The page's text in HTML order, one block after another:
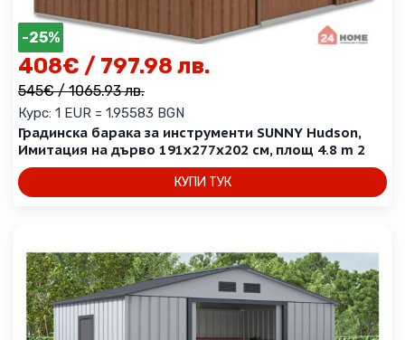
Градинска барака за инструменти SUNNY Hudson,
Имитация на дърво 191x277x202 см, площ 4.8 m 2
-25%
545€/ 1065.93 лв.
408€ / 797.98 лв.
Курс: 1 EUR = 1.95583 BGN
КУПИ ТУК